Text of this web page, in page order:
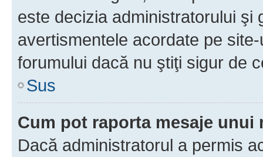
este decizia administratorului şi
avertismentele acordate pe
forumului dacă nu ştiţi sigur de
Sus
Cum pot raporta mesaje unui
Dacă administratorul a permis